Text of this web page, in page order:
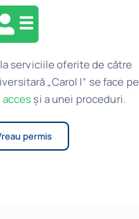
serviciile oferite de către
„Carol I” se face pe
accesși a unei proceduri.
permis